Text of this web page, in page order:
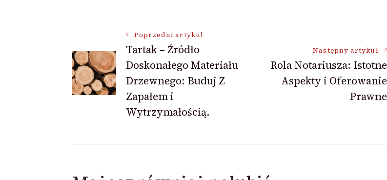
Nawigacja
wpisu
Poprzedni artykuł
Tartak – Źródło
Doskonałego Materiału
Drzewnego: Buduj Z
Zapałem i
Wytrzymałością.
Następny artykuł
Rola Notariusza: Istotne
Aspekty i Oferowanie
Prawne